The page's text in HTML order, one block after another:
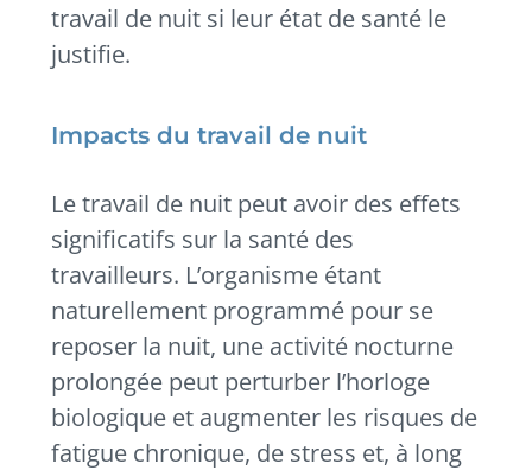
travail de nuit si leur état de santé le
justifie.
Impacts du travail de nuit
Le travail de nuit peut avoir des effets
significatifs sur la santé des
travailleurs. L’organisme étant
naturellement programmé pour se
reposer la nuit, une activité nocturne
prolongée peut perturber l’horloge
biologique et augmenter les risques de
fatigue chronique, de stress et, à long